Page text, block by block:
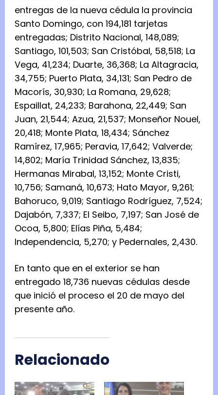
entregas de la nueva cédula la provincia
Santo Domingo, con 194,181 tarjetas
entregadas; Distrito Nacional, 148,089;
Santiago, 101,503; San Cristóbal, 58,518; La
Vega, 41,234; Duarte, 36,368; La Altagracia,
34,755; Puerto Plata, 34,131; San Pedro de
Macorís, 30,930; La Romana, 29,628;
Espaillat, 24,233; Barahona, 22,449; San
Juan, 21,544; Azua, 21,537; Monseñor Nouel,
20,418; Monte Plata, 18,434; Sánchez
Ramírez, 17,965; Peravia, 17,642; Valverde;
14,802; María Trinidad Sánchez, 13,835;
Hermanas Mirabal, 13,152; Monte Cristi,
10,756; Samaná, 10,673; Hato Mayor, 9,261;
Bahoruco, 9,019; Santiago Rodríguez, 7,524;
Dajabón, 7,337; El Seibo, 7,197; San José de
Ocoa, 5,800; Elías Piña, 5,484;
Independencia, 5,270; y Pedernales, 2,430.
En tanto que en el exterior se han
entregado 18,736 nuevas cédulas desde
que inició el proceso el 20 de mayo del
presente año.
Relacionado